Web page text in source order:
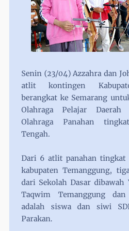
Senin (23/04) Azzahra dan
atlit kontingen
berangkat ke Semarang
Olahraga Pelajar Daerah
Olahraga Panahan
Tengah.
Dari 6 atlit panahan tingkat
kabupaten Temanggung,
dari Sekolah Dasar dibawah
Taqwim Temanggung
adalah siswa dan siwi
Parakan.